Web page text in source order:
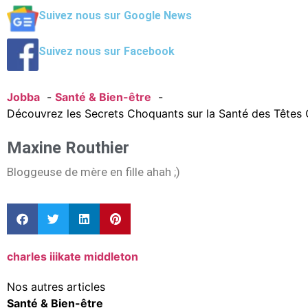
Suivez nous sur Google News
Suivez nous sur Facebook
Jobba
Santé & Bien-être
Découvrez les Secrets Choquants sur la Santé des Têtes
Maxine Routhier
Bloggeuse de mère en fille ahah ;)
charles iiikate middleton
Nos autres articles
Santé & Bien-être